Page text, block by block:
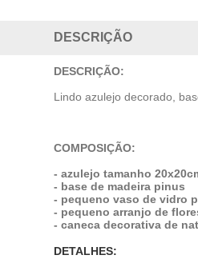
DESCRIÇÃO
DESCRIÇÃO:
Lindo azulejo decorado,
COMPOSIÇÃO:
- azulejo tamanho
- base de madeira pinus
- pequeno vaso de vidro
- pequeno arranjo de
- caneca decorativa de
DETALHES: